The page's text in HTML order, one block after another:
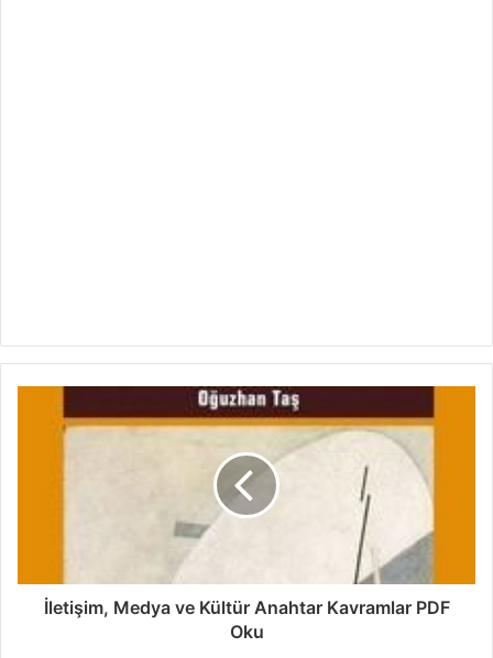
İletişim, Medya ve Kültür Anahtar Kavramlar PDF
Oku